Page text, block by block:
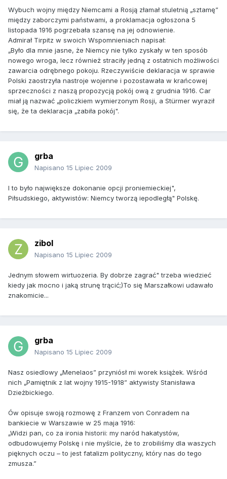
Wybuch wojny między Niemcami a Rosją złamał stuletnią „sztamę”
między zaborczymi państwami, a proklamacja ogłoszona 5
listopada 1916 pogrzebała szansę na jej odnowienie.
Admirał Tirpitz w swoich Wspomnieniach napisał:
„Było dla mnie jasne, że Niemcy nie tylko zyskały w ten sposób
nowego wroga, lecz również straciły jedną z ostatnich możliwości
zawarcia odrębnego pokoju. Rzeczywiście deklaracja w sprawie
Polski zaostrzyła nastroje wojenne i pozostawała w krańcowej
sprzeczności z naszą propozycją pokój ową z grudnia 1916. Car
miał ją nazwać „policzkiem wymierzonym Rosji, a Stürmer wyraził
się, że ta deklaracja „zabiła pokój".
grba
Napisano 15 Lipiec 2009
I to było największe dokonanie opcji proniemieckiej",
Piłsudskiego, aktywistów: Niemcy tworzą iepodległą" Polskę.
zibol
Napisano 15 Lipiec 2009
Jednym słowem wirtuozeria. By dobrze zagrać" trzeba wiedzieć
kiedy jak mocno i jaką strunę trącić;)To się Marszałkowi udawało
znakomicie...
grba
Napisano 15 Lipiec 2009
Nasz osiedlowy „Menelaos” przyniósł mi worek książek. Wśród
nich „Pamiętnik z lat wojny 1915-1918” aktywisty Stanisława
Dzieżbickiego.
Ów opisuje swoją rozmowę z Franzem von Conradem na
bankiecie w Warszawie w 25 maja 1916:
„Widzi pan, co za ironia historii: my naród hakatystów,
odbudowujemy Polskę i nie myślcie, że to zrobiliśmy dla waszych
pięknych oczu – to jest fatalizm polityczny, który nas do tego
zmusza.”